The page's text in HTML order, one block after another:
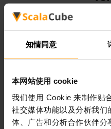
知情同意
本网站使用 cookie
我们使用 Cookie 来制作贴
社交媒体功能以及分析我们
体、广告和分析合作伙伴分
服